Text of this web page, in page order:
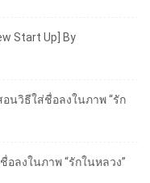
Start Up] By
อนวิธีใส่ชื่อลงในภาพ “รัก
อลงในภาพ “รักในหลวง”